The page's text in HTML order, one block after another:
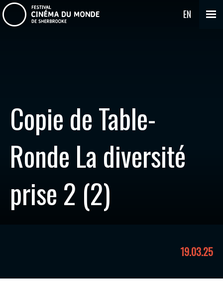
EN
Copie de Table-
Ronde La diversité
prise 2 (2)
19.03.25